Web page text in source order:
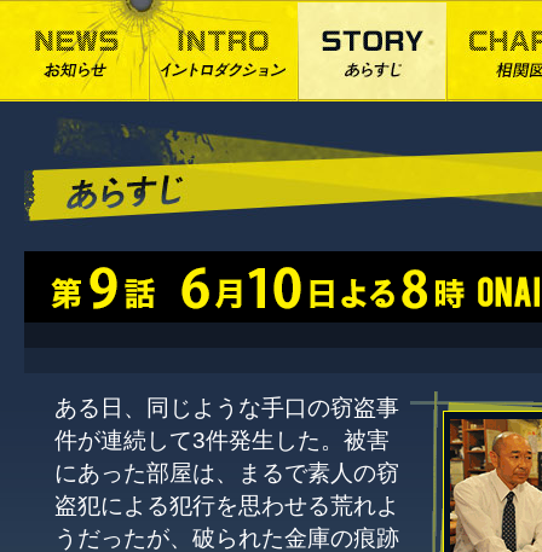
ある日、同じような手口の窃盗事
件が連続して3件発生した。被害
にあった部屋は、まるで素人の窃
盗犯による犯行を思わせる荒れよ
うだったが、破られた金庫の痕跡